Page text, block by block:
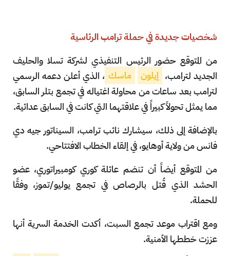
شخصيات جديدة في حملة ترامب الرئاسية
من المتوقع حضور الرئيس التنفيذي لشركة تسلا والحليف
الجديد لترامب، إيلون ماسك ، الذي أعلن دعمه الرسمي
لترامب بعد ساعات من محاولة اغتياله في تجمع بتلر السابق،
مما يمثل تحولاً كبيراً في علاقتهما التي كانت في السابق عدائية.
بالإضافة إلى ذلك، سيشارك نائب ترامب، السيناتور جيه دي
فانس من ولاية أوهايو، في إلقاء الخطاب الافتتاحي.
من المتوقع أيضاً أن تنضم عائلة كوري كومبيراتوري، عضو
الحشد الذي قُتل بالرصاص في تجمع يوليو/تموز، وفقًا
للحملة.
ومع اقتراب موعد تجمع السبت، أكدت الخدمة السرية أنها
عززت خططها الأمنية.